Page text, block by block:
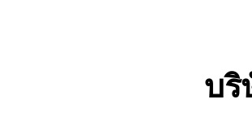
บริ